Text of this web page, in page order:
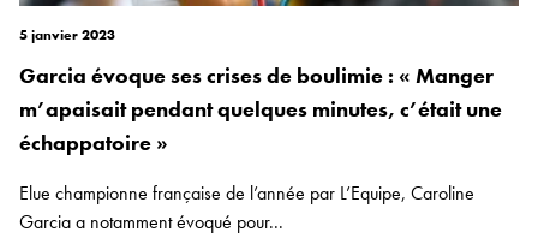
5 janvier 2023
Garcia évoque ses crises de boulimie : « Manger
m’apaisait pendant quelques minutes, c’était une
échappatoire »
Elue championne française de l’année par L’Equipe, Caroline
Garcia a notamment évoqué pour...